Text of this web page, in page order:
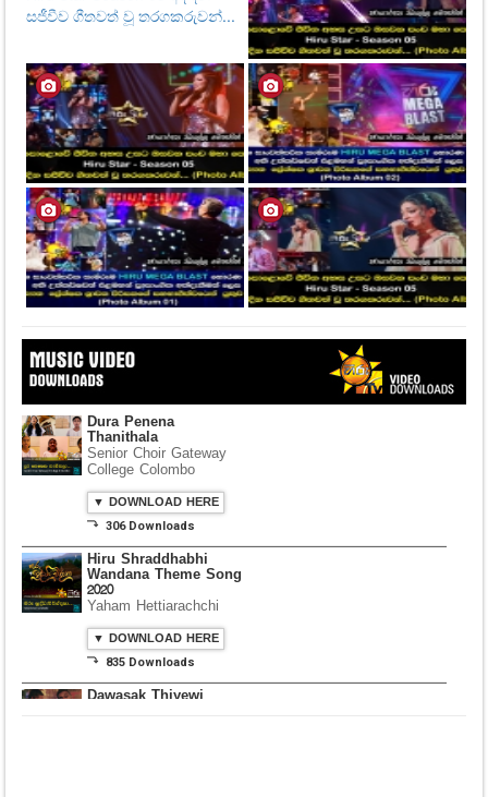
Dura Penena
Thanithala
Senior Choir Gateway
College Colombo
▼ DOWNLOAD HERE
⤵ 306 Downloads
Hiru Shraddhabhi
Wandana Theme Song
2020
Yaham Hettiarachchi
▼ DOWNLOAD HERE
⤵ 835 Downloads
Dawasak Thiyewi